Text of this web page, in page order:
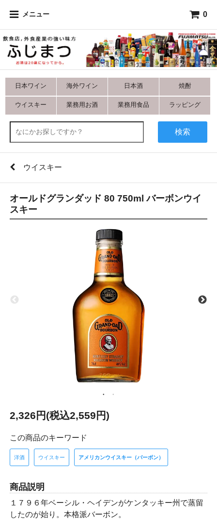
メニュー 0
日本ワイン 海外ワイン 日本酒 焼酎
ウイスキー 業務用お酒 業務用食品 ラッピング
検索
ウイスキー
オールドグランダッド 80 750ml バーボンウイ
スキー
2,326円(税込2,559円)
この商品のキーワード
洋酒 ウイスキー アメリカンウイスキー（バーボン）
商品説明
１７９６年ベーシル・ヘイデンがケンタッキー州で蒸留
したのが始り。本格派バーボン。